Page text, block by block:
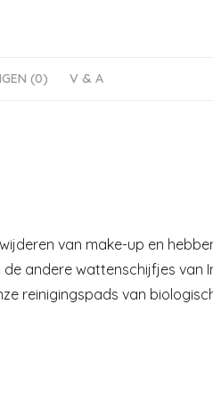
(0) V & A
van make-up en
andere wattenschijfjes van
reinigingspads van